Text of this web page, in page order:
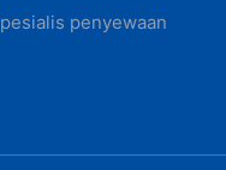
penyewaan